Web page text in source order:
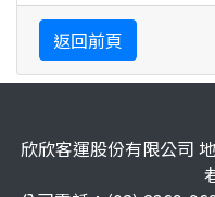
返回前頁
欣欣客運股份有限公司